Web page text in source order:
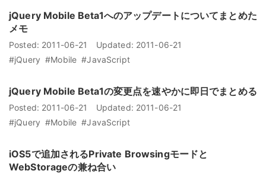
jQuery Mobile Beta1へのアップデートについてまとめた
メモ
Posted: 2011-06-21 Updated: 2011-06-21
#jQuery #Mobile #JavaScript
jQuery Mobile Beta1の変更点を速やかに即日でまとめる
Posted: 2011-06-21 Updated: 2011-06-21
#jQuery #Mobile #JavaScript
iOS5で追加されるPrivate Browsingモードと
WebStorageの兼ね合い